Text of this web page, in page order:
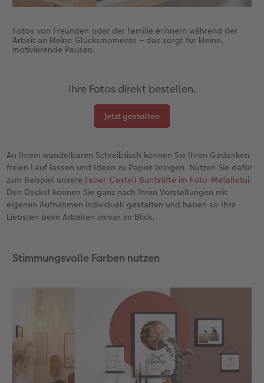
Fotos von Freunden oder der Familie erinnern während der
Arbeit an kleine Glücksmomente – das sorgt für kleine,
motivierende Pausen.
Ihre Fotos direkt bestellen.
Jetzt gestalten
An Ihrem wandelbaren Schreibtisch können Sie Ihren Gedanken
freien Lauf lassen und Ideen zu Papier bringen. Nutzen Sie dafür
zum Beispiel unsere Faber-Castell Buntstifte im Foto-Metalletui.
Den Deckel können Sie ganz nach Ihren Vorstellungen mit
eigenen Aufnahmen individuell gestalten und haben so Ihre
Liebsten beim Arbeiten immer im Blick.
Stimmungsvolle Farben nutzen